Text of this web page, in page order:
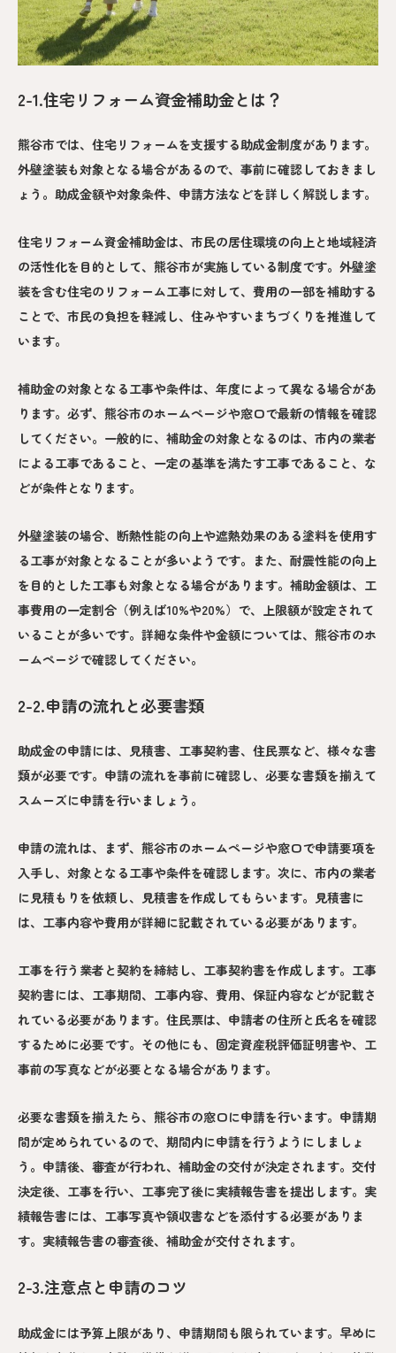
2-1.住宅リフォーム資金補助金とは？
熊谷市では、住宅リフォームを支援する助成金制度があります。
外壁塗装も対象となる場合があるので、事前に確認しておきまし
ょう。助成金額や対象条件、申請方法などを詳しく解説します。
住宅リフォーム資金補助金は、市民の居住環境の向上と地域経済
の活性化を目的として、熊谷市が実施している制度です。外壁塗
装を含む住宅のリフォーム工事に対して、費用の一部を補助する
ことで、市民の負担を軽減し、住みやすいまちづくりを推進して
います。
補助金の対象となる工事や条件は、年度によって異なる場合があ
ります。必ず、熊谷市のホームページや窓口で最新の情報を確認
してください。一般的に、補助金の対象となるのは、市内の業者
による工事であること、一定の基準を満たす工事であること、な
どが条件となります。
外壁塗装の場合、断熱性能の向上や遮熱効果のある塗料を使用す
る工事が対象となることが多いようです。また、耐震性能の向上
を目的とした工事も対象となる場合があります。補助金額は、工
事費用の一定割合（例えば10%や20%）で、上限額が設定されて
いることが多いです。詳細な条件や金額については、熊谷市のホ
ームページで確認してください。
2-2.申請の流れと必要書類
助成金の申請には、見積書、工事契約書、住民票など、様々な書
類が必要です。申請の流れを事前に確認し、必要な書類を揃えて
スムーズに申請を行いましょう。
申請の流れは、まず、熊谷市のホームページや窓口で申請要項を
入手し、対象となる工事や条件を確認します。次に、市内の業者
に見積もりを依頼し、見積書を作成してもらいます。見積書に
は、工事内容や費用が詳細に記載されている必要があります。
工事を行う業者と契約を締結し、工事契約書を作成します。工事
契約書には、工事期間、工事内容、費用、保証内容などが記載さ
れている必要があります。住民票は、申請者の住所と氏名を確認
するために必要です。その他にも、固定資産税評価証明書や、工
事前の写真などが必要となる場合があります。
必要な書類を揃えたら、熊谷市の窓口に申請を行います。申請期
間が定められているので、期間内に申請を行うようにしましょ
う。申請後、審査が行われ、補助金の交付が決定されます。交付
決定後、工事を行い、工事完了後に実績報告書を提出します。実
績報告書には、工事写真や領収書などを添付する必要がありま
す。実績報告書の審査後、補助金が交付されます。
2-3.注意点と申請のコツ
助成金には予算上限があり、申請期間も限られています。早めに